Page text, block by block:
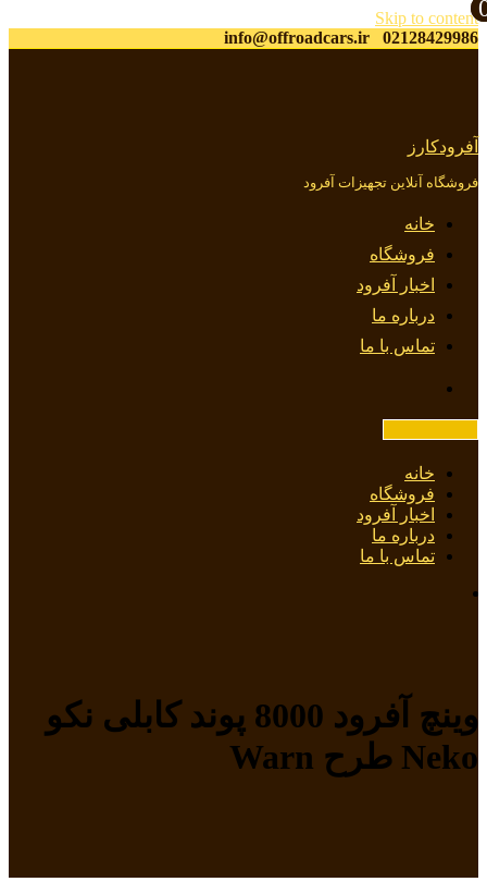
Skip to content
02128429986
info@offroadcars.ir
آفرودکارز
فروشگاه آنلاین تجهیزات آفرود
خانه
فروشگاه
اخبار آفرود
درباره ما
تماس با ما
خانه
فروشگاه
اخبار آفرود
درباره ما
تماس با ما
وینچ آفرود 8000 پوند کابلی نکو
Neko طرح Warn